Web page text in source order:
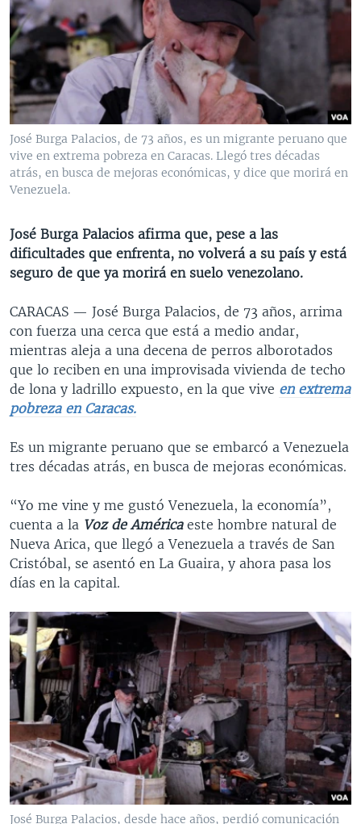
VENEZUELA
BRASIL
NICARAGUA
ECONOMÍA
ENTRETENIMIENTO Y CULTURA
TECNOLOGÍA
DEPORTES
MULTIMEDIA
VIDEOS
FOTOGRAFÍA
AUDIOS
PROGRAMAS TV
EL MUNDO AL DÍA
FORO INTERAMERICANO
LAS CLAVES
PANORAMA
RADIO
AVANCE INFORMATIVO
BUENOS DÍAS AMÉRICA
ESTADOS UNIDOS AL DÍA
FORO [RADIO]
DEPORTIVO INTERNACIONAL
NOTA ECONÓMICA
ENTRETENIMIENTO
DIRECT
Learning English
José Burga Palacios, de 73 años, es un migrante peruano que
vive en extrema pobreza en Caracas. Llegó tres décadas
atrás, en busca de mejoras económicas, y dice que morirá en
Venezuela.
José Burga Palacios afirma que, pese a las
dificultades que enfrenta, no volverá a su país y está
seguro de que ya morirá en suelo venezolano.
CARACAS — José Burga Palacios, de 73 años, arrima
con fuerza una cerca que está a medio andar,
mientras aleja a una decena de perros alborotados
que lo reciben en una improvisada vivienda de techo
de lona y ladrillo expuesto, en la que vive en extrema
pobreza en Caracas.
Es un migrante peruano que se embarcó a Venezuela
tres décadas atrás, en busca de mejoras económicas.
“Yo me vine y me gustó Venezuela, la economía”,
cuenta a la Voz de Américaeste hombre natural de
Nueva Arica, que llegó a Venezuela a través de San
Cristóbal, se asentó en La Guaira, y ahora pasa los
días en la capital.
José Burga Palacios, desde hace años, perdió comunicación